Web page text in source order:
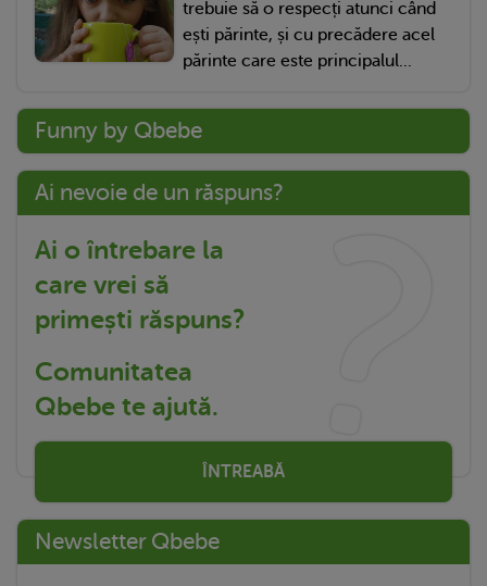
trebuie să o respecți atunci când
ești părinte, și cu precădere acel
părinte care este principalul...
Funny by Qbebe
Ai nevoie de un răspuns?
Ai o întrebare la
care vrei să
primești răspuns?
Comunitatea
Qbebe te ajută.
ÎNTREABĂ
Newsletter Qbebe